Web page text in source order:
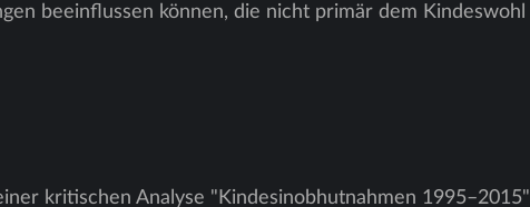
beeinflussen können, die nicht primär dem Kindeswohl
kritischen Analyse "Kindes­inobhutnahmen 1995–2015"